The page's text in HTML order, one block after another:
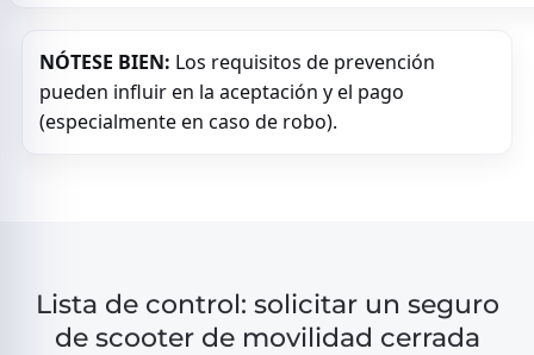
NÓTESE BIEN: Los requisitos de prevención
pueden influir en la aceptación y el pago
(especialmente en caso de robo).
Lista de control: solicitar un seguro
de scooter de movilidad cerrada